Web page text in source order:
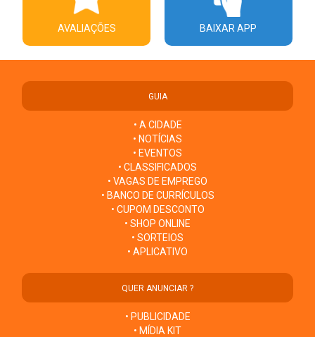
AVALIAÇÕES BAIXAR APP
GUIA
• A CIDADE
• NOTÍCIAS
• EVENTOS
• CLASSIFICADOS
• VAGAS DE EMPREGO
• BANCO DE CURRÍCULOS
• CUPOM DESCONTO
• SHOP ONLINE
• SORTEIOS
• APLICATIVO
QUER ANUNCIAR ?
• PUBLICIDADE
• MÍDIA KIT